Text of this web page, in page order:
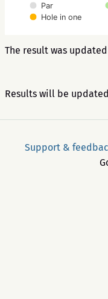
Par
Hole in one
The result was updated
Results will be
Support &